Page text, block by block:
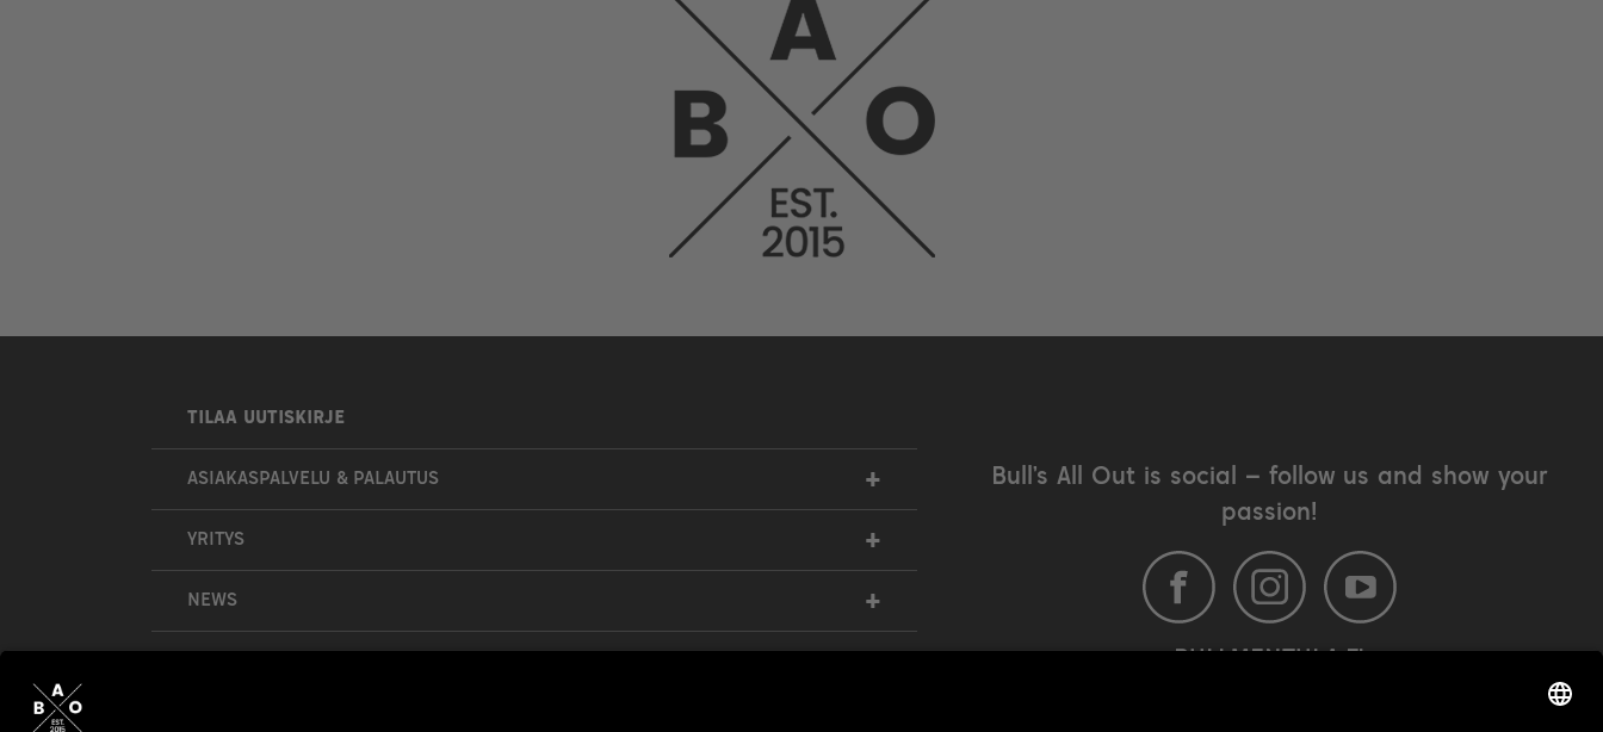
TILAA UUTISKIRJE
ASIAKASPALVELU & PALAUTUS +
YRITYS +
NEWS +
Bull’s All Out is social – follow us and show your
passion!